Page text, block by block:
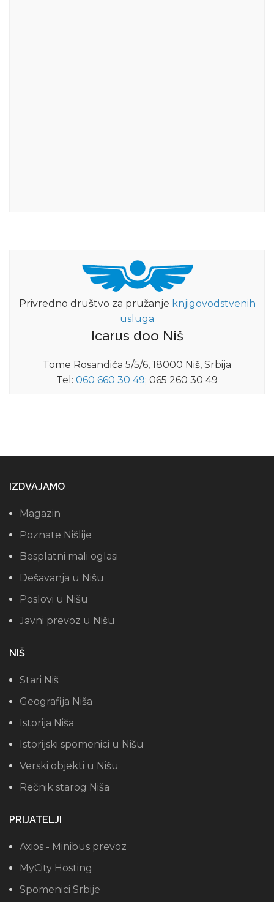
Privredno društvo za pružanje knjigovodstvenih
usluga
Icarus doo Niš
Tome Rosandića 5/5/6, 18000 Niš, Srbija
Tel: 060 660 30 49; 065 260 30 49
IZDVAJAMO
Magazin
Poznate Nišlije
Besplatni mali oglasi
Dešavanja u Nišu
Poslovi u Nišu
Javni prevoz u Nišu
NIŠ
Stari Niš
Geografija Niša
Istorija Niša
Istorijski spomenici u Nišu
Verski objekti u Nišu
Rečnik starog Niša
PRIJATELJI
Axios - Minibus prevoz
MyCity Hosting
Spomenici Srbije